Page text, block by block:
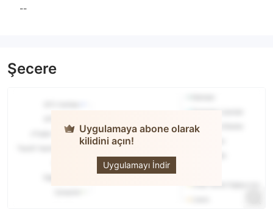
--
Şecere
Uygulamaya abone olarak
kilidini açın!
Uygulamayı İndir